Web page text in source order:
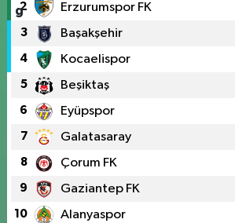
2 Erzurumspor FK
3 Başakşehir
4 Kocaelispor
5 Beşiktaş
6 Eyüpspor
7 Galatasaray
8 Çorum FK
9 Gaziantep FK
10 Alanyaspor